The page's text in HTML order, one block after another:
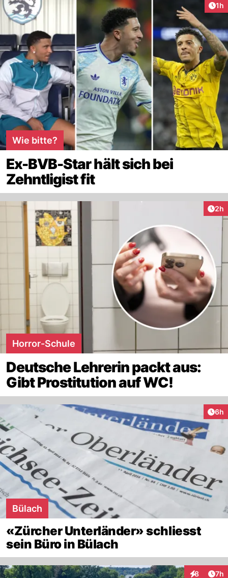
1h
Wie bitte?
Ex-BVB-Star hält sich bei
Zehntligist fit
2h
Horror-Schule
Deutsche Lehrerin packt aus:
Gibt Prostitution auf WC!
6h
Bülach
«Zürcher Unterländer» schliesst
sein Büro in Bülach
8 7h